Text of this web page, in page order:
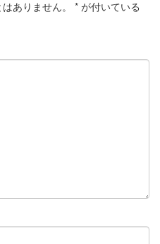
ありません。 * が付いている